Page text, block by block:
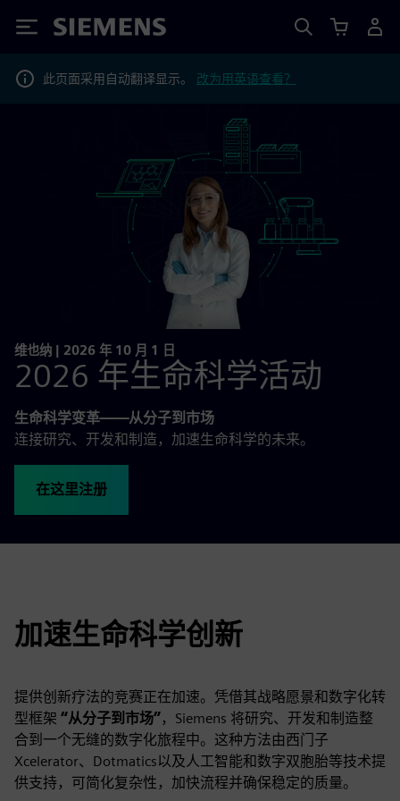
Siemens
此页面采用自动翻译显示。 改为用英语查看？
维也纳 | 2026 年 10 月 1 日
2026 年生命科学活动
生命科学变革——从分子到市场
连接研究、开发和制造，加速生命科学的未来。
在这里注册
加速生命科学创新
提供创新疗法的竞赛正在加速。凭借其战略愿景和数字化转
型框架 “从分子到市场”，Siemens 将研究、开发和制造整
合到一个无缝的数字化旅程中。这种方法由西门子
Xcelerator、Dotmatics以及人工智能和数字双胞胎等技术提
供支持，可简化复杂性，加快流程并确保稳定的质量。